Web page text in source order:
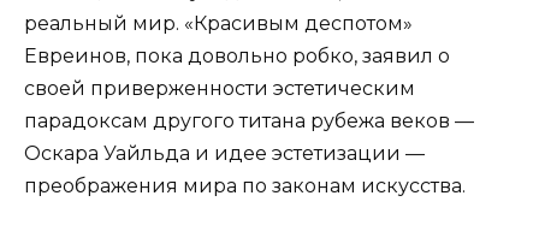
реальный мир. «Красивым деспотом»
Евреинов, пока довольно робко, заявил о
своей приверженности эстетическим
парадоксам другого титана рубежа веков —
Оскара Уайльда и идее эстетизации —
преображения мира по законам искусства.